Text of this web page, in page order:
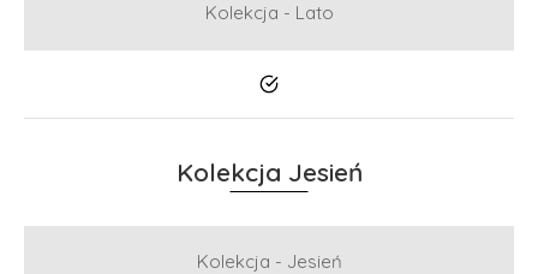
Kolekcja - Lato
Tak
Kolekcja Jesień
Kolekcja - Jesień